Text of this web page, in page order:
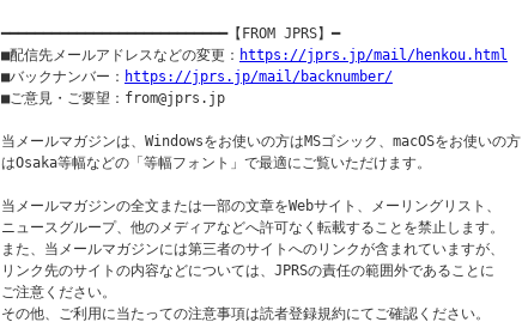
━━━━━━━━━━━━━━━━━━━━━━━━━━━【FROM JPRS】━
■配信先メールアドレスなどの変更： https://jprs.jp/mail/henkou.html
■バックナンバー： https://jprs.jp/mail/backnumber/
■ご意見・ご要望：from@jprs.jp
当メールマガジンは、Windowsをお使いの方はMSゴシック、macOSをお使いの方
はOsaka等幅などの「等幅フォント」で最適にご覧いただけます。
当メールマガジンの全文または一部の文章をWebサイト、メーリングリスト、
ニュースグループ、他のメディアなどへ許可なく転載することを禁止します。
また、当メールマガジンには第三者のサイトへのリンクが含まれていますが、
リンク先のサイトの内容などについては、JPRSの責任の範囲外であることに
ご注意ください。